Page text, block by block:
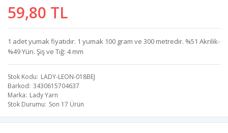
59,80 TL
1 adet yumak fiyatıdır. 1 yumak 100 gram ve 300 metredir. %51 Akrilik-
%49 Yün. Şiş ve Tığ: 4 mm
Stok Kodu LADY-LEON-018BEJ
Barkod 3430615704637
Marka Lady Yarn
Stok Durumu Son 17 Ürün